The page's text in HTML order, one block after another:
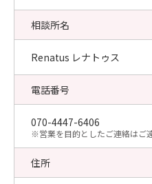
相談所名
Renatus レナトゥス
電話番号
070-4447-6406
​※営業を目的としたご連絡はご
住所